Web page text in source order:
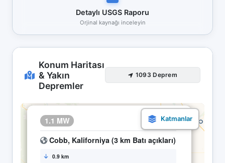
Detaylı USGS Raporu
Orjinal kaynağı inceleyin
Konum Haritası
& Yakın
Depremler
1093 Deprem
1.1 MW 15.05 08:10
Cobb, Kaliforniya (3 km Batı açıkları)
0.9 km
×